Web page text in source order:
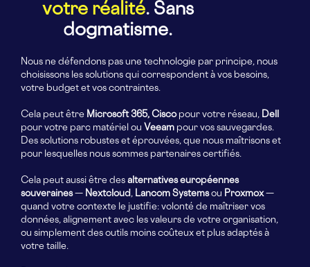
votre réalité. Sans
dogmatisme.
Nous ne défendons pas une technologie par principe, nous
choisissons les solutions qui correspondent à vos besoins,
votre budget et vos contraintes.
Cela peut être Microsoft 365, Ciscopour votre réseau, Dell
pour votre parc matériel ou Veeam pour vos sauvegardes.
Des solutions robustes et éprouvées, que nous maîtrisons et
pour lesquelles nous sommes partenaires certifiés.
Cela peut aussi être des alternatives européennes
souveraines— Nextcloud , Lancom Systemsou Proxmox—
quand votre contexte le justifie: volonté de maîtriser vos
données, alignement avec les valeurs de votre organisation,
ou simplement des outils moins coûteux et plus adaptés à
votre taille.